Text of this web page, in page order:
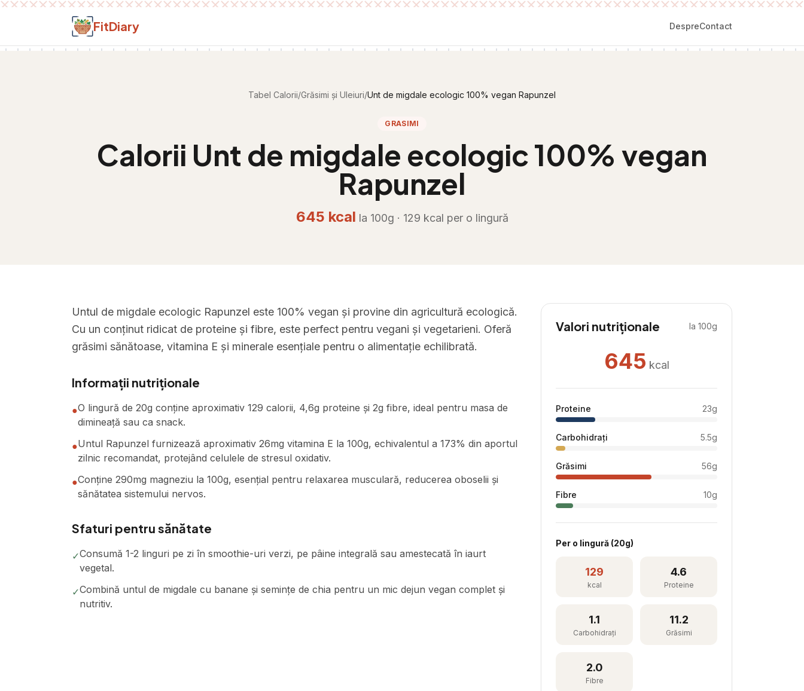
Salt la conținut
FitDiary DespreContact
Tabel Calorii/Grăsimi și Uleiuri/Unt de migdale ecologic 100% vegan Rapunzel
GRASIMI
Calorii Unt de migdale ecologic 100% vegan
Rapunzel
645 kcal la 100g · 129 kcal per o lingură
Untul de migdale ecologic Rapunzel este 100% vegan și provine din agricultură ecologică.
Cu un conținut ridicat de proteine și fibre, este perfect pentru vegani și vegetarieni. Oferă
grăsimi sănătoase, vitamina E și minerale esențiale pentru o alimentație echilibrată.
Informații nutriționale
●O lingură de 20g conține aproximativ 129 calorii, 4,6g proteine și 2g fibre, ideal pentru masa de
dimineață sau ca snack.
●Untul Rapunzel furnizează aproximativ 26mg vitamina E la 100g, echivalentul a 173% din aportul
zilnic recomandat, protejând celulele de stresul oxidativ.
●Conține 290mg magneziu la 100g, esențial pentru relaxarea musculară, reducerea oboselii și
sănătatea sistemului nervos.
Sfaturi pentru sănătate
✓Consumă 1-2 linguri pe zi în smoothie-uri verzi, pe pâine integrală sau amestecată în iaurt
vegetal.
✓Combină untul de migdale cu banane și semințe de chia pentru un mic dejun vegan complet și
nutritiv.
Valori nutriționale la 100g
645 kcal
Proteine 23g
Carbohidrați 5.5g
Grăsimi 56g
Fibre 10g
Per o lingură (20g)
129
kcal
4.6
Proteine
1.1
Carbohidrați
11.2
Grăsimi
2.0
Fibre